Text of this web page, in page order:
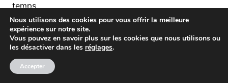
temps.
Prix :25-30€
Nous utilisons des cookies pour vous offrir la meilleure
expérience sur notre site.
Vous pouvez en savoir plus sur les cookies que nous utilisons ou
les désactiver dans les réglages.
Accepter